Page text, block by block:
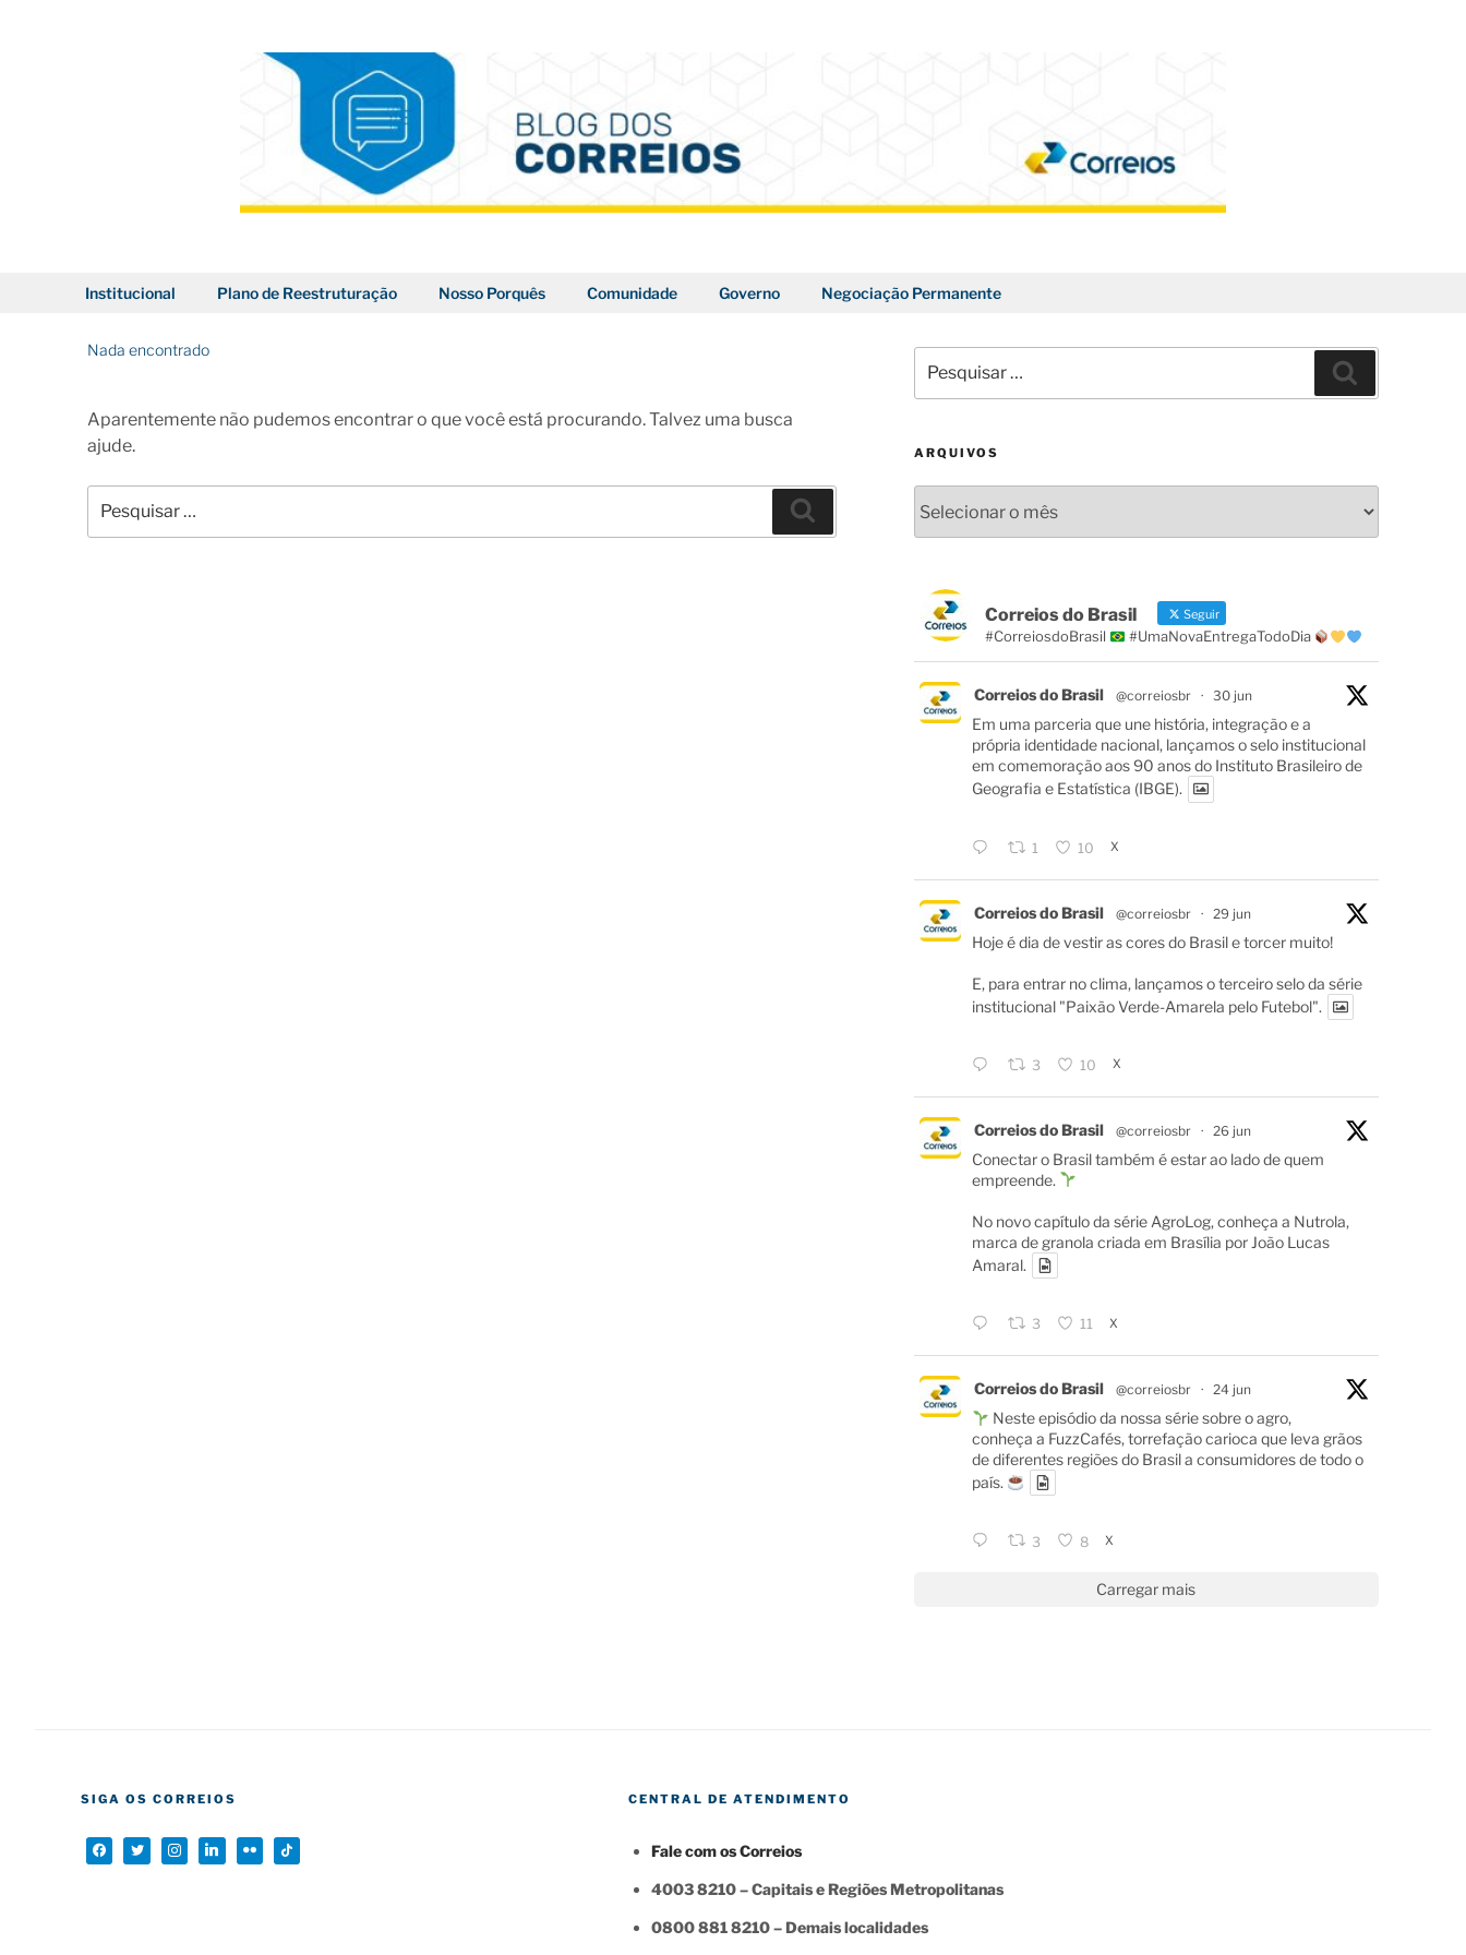
Institucional Plano de Reestruturação Nosso Porquês Comunidade Governo Negociação Permanente
Nada encontrado
Aparentemente não pudemos encontrar o que você está procurando. Talvez uma busca
ajude.
por:
por:
ARQUIVOS
Correios do Brasil Seguir
#CorreiosdoBrasil #UmaNovaEntregaTodoDia
Correios do Brasil @correiosbr · 30 jun
Em uma parceria que une história, integração e a
própria identidade nacional, lançamos o selo institucional
em comemoração aos 90 anos do Instituto Brasileiro de
Geografia e Estatística (IBGE).
1 10 X
Correios do Brasil @correiosbr · 29 jun
Hoje é dia de vestir as cores do Brasil e torcer muito!
E, para entrar no clima, lançamos o terceiro selo da série
institucional "Paixão Verde-Amarela pelo Futebol".
3 10 X
Correios do Brasil @correiosbr · 26 jun
Conectar o Brasil também é estar ao lado de quem
empreende.
No novo capítulo da série AgroLog, conheça a Nutrola,
marca de granola criada em Brasília por João Lucas
Amaral.
3 11 X
Correios do Brasil @correiosbr · 24 jun
Neste episódio da nossa série sobre o agro,
conheça a FuzzCafés, torrefação carioca que leva grãos
de diferentes regiões do Brasil a consumidores de todo o
país.
3 8 X
Carregar mais
SIGA OS CORREIOS CENTRAL DE ATENDIMENTO
Fale com os Correios
4003 8210 – Capitais e Regiões Metropolitanas
0800 881 8210 – Demais localidades